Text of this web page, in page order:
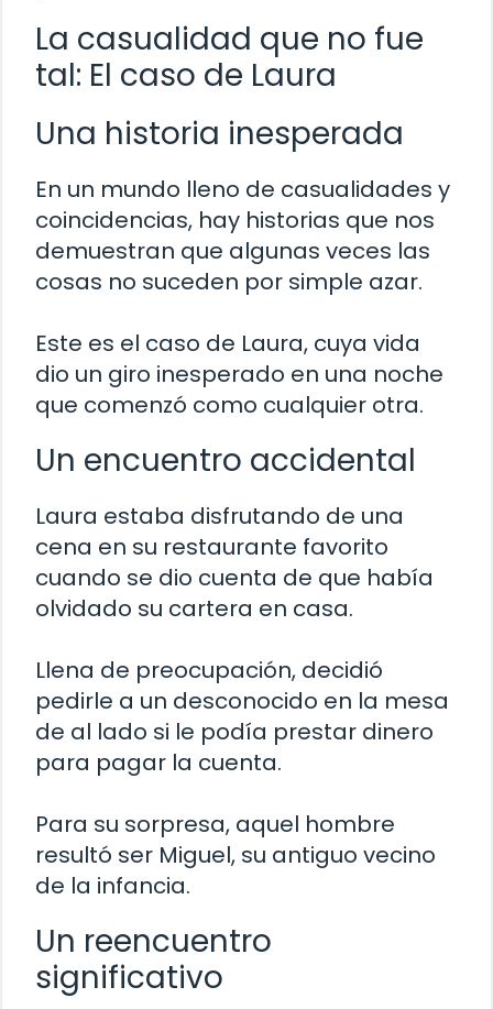
La casualidad que no fue
tal: El caso de Laura
Una historia inesperada
En un mundo lleno de casualidades y
coincidencias, hay historias que nos
demuestran que algunas veces las
cosas no suceden por simple azar.
Este es el caso de Laura, cuya vida
dio un giro inesperado en una noche
que comenzó como cualquier otra.
Un encuentro accidental
Laura estaba disfrutando de una
cena en su restaurante favorito
cuando se dio cuenta de que había
olvidado su cartera en casa.
Llena de preocupación, decidió
pedirle a un desconocido en la mesa
de al lado si le podía prestar dinero
para pagar la cuenta.
Para su sorpresa, aquel hombre
resultó ser Miguel, su antiguo vecino
de la infancia.
Un reencuentro
significativo